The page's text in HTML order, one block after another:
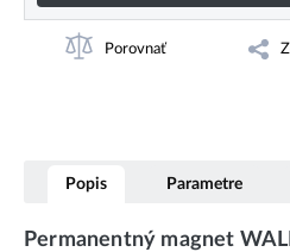
Porovnať
Popis Parametre
Permanentný magnet